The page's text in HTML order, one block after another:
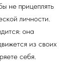
не прицеплять
личности.
она
из своих
себя.